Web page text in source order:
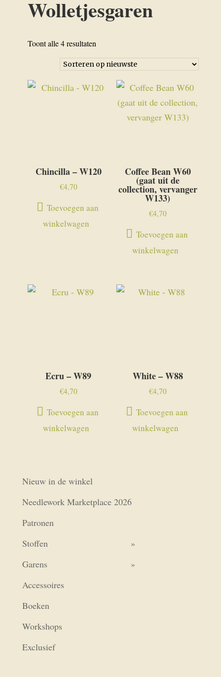
Wolletjesgaren
Toont alle 4 resultatenGesorteerd
op
nieuwste
Chincilla – W120
€4,70
Toevoegen aan
winkelwagen
Coffee Bean W60
(gaat uit de
collection, vervanger
W133)
€4,70
Toevoegen aan
winkelwagen
Ecru – W89
€4,70
Toevoegen aan
winkelwagen
White – W88
€4,70
Toevoegen aan
winkelwagen
Nieuw in de winkel
Needlework Marketplace 2026
Patronen
Stoffen
Garens
Accessoires
Boeken
Workshops
Exclusief